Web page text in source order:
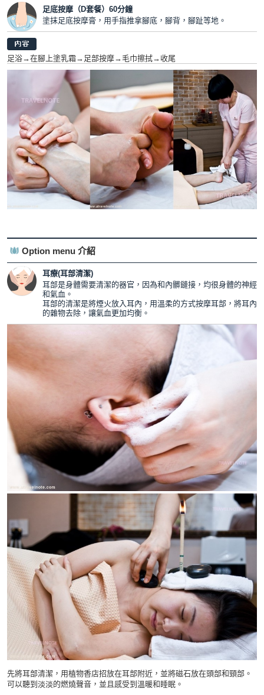
足底按摩（D套餐）60分鐘
塗抹足底按摩膏，用手指推拿腳底，腳背，腳趾等地。
足浴→在腳上塗乳霜→足部按摩→毛巾擦拭→收尾
Option menu 介紹
耳療(耳部清潔)
耳部是身體需要清潔的器官，因為和內髒鏈接，均很身體的神經
和氣血。
耳部的清潔是將煙火放入耳內，用溫柔的方式按摩耳部，將耳內
的雜物去除，讓氣血更加均衡。
先將耳部清潔，用植物香店招放在耳部附近，並將磁石放在頭部和頸部。
可以聽到淡淡的燃燒聲音，並且感受到溫暖和睡眠。